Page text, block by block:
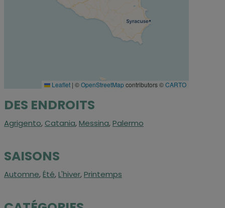
Leaflet | ©OpenStreetMapcontributors ©CARTO
DES ENDROITS
Agrigento, Catania,Messina,Palermo
SAISONS
Automne,Été,L'hiver,Printemps